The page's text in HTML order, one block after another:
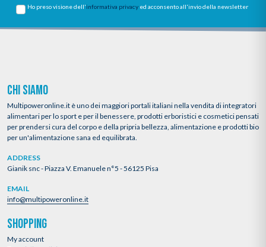
Ho preso visione dell'informativa privacy ed acconsento all'invio della newsletter
CHI SIAMO
Multipoweronline.it è uno dei maggiori portali italiani nella vendita di integratori
alimentari per lo sport e per il benessere, prodotti erboristici e cosmetici pensati
per prendersi cura del corpo e della pripria bellezza, alimentazione e prodotti bio
per un'alimentazione sana ed equilibrata.
ADDRESS
Gianik snc - Piazza V. Emanuele n°5 - 56125 Pisa
EMAIL
info@multipoweronline.it
SHOPPING
My account